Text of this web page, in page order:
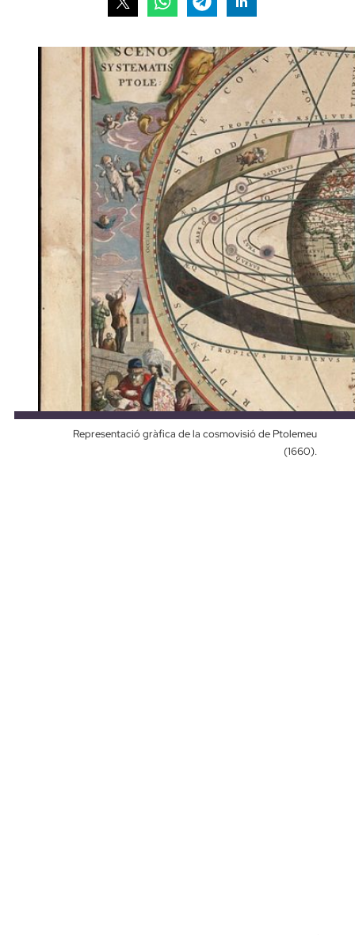
Representació gràfica de la cosmovisió de Ptolemeu
(1660).